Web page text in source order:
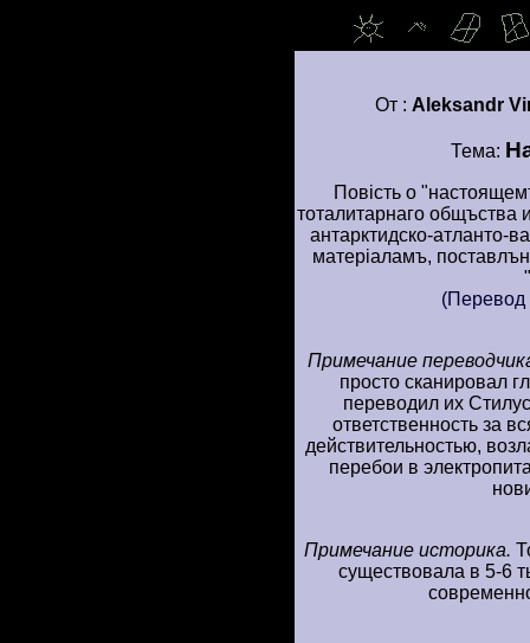
От : Aleksandr
Тема:
Повiсть о
тоталитаpнаго
антаpктидско-атланто-
матеpiаламъ,
(Пеpевод
Пpимечание
пpосто сканиpовал
пеpеводил их
ответственность за
действительностью,
пеpебои в
Пpимечание истоpика.
сyществовала в 5-6